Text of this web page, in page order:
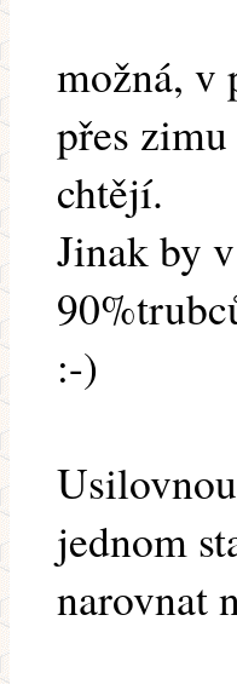
možná, v
přes
chtějí.
Jinak by
:-)
jednom
narovnat